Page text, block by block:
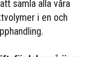
samla alla våra
i en och